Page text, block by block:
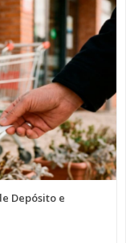
Depósito e